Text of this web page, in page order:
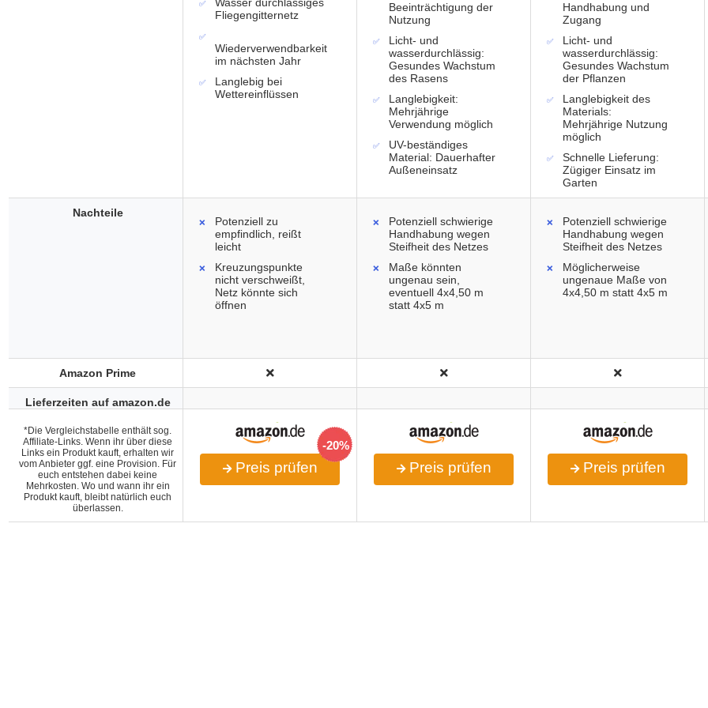
Wasser durchlässiges
Fliegengitternetz
Wiederverwendbarkeit
im nächsten Jahr
Langlebig bei
Wettereinflüssen
Beeinträchtigung der
Nutzung
Licht- und
wasserdurchlässig:
Gesundes Wachstum
des Rasens
Langlebigkeit:
Mehrjährige
Verwendung möglich
UV-beständiges
Material: Dauerhafter
Außeneinsatz
Handhabung und
Zugang
Licht- und
wasserdurchlässig:
Gesundes Wachstum
der Pflanzen
Langlebigkeit des
Materials:
Mehrjährige Nutzung
möglich
Schnelle Lieferung:
Zügiger Einsatz im
Garten
Potenziell zu
empfindlich, reißt
leicht
Kreuzungspunkte
nicht verschweißt,
Netz könnte sich
öffnen
Potenziell schwierige
Handhabung wegen
Steifheit des Netzes
Maße könnten
ungenau sein,
eventuell 4x4,50 m
statt 4x5 m
Potenziell schwierige
Handhabung wegen
Steifheit des Netzes
Möglicherweise
ungenaue Maße von
4x4,50 m statt 4x5 m
-20%
Preis prüfen Preis prüfen Preis prüfen
Nachteile
Amazon Prime
Lieferzeiten auf amazon.de
*Die Vergleichstabelle enthält sog.
Affiliate-Links. Wenn ihr über diese
Links ein Produkt kauft, erhalten wir
vom Anbieter ggf. eine Provision. Für
euch entstehen dabei keine
Mehrkosten. Wo und wann ihr ein
Produkt kauft, bleibt natürlich euch
überlassen.